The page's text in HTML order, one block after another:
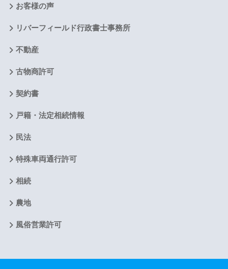
お客様の声
リバーフィールド行政書士事務所
不動産
古物商許可
契約書
戸籍・法定相続情報
民法
特殊車両通行許可
相続
農地
風俗営業許可